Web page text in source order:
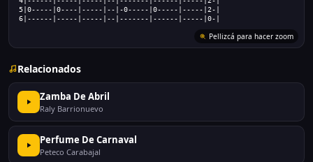
5|0-----|0----|-----|--|-0-----|0-----|-----|2-|
6|------|-----|-----|--|-------|------|-----|0-|
Relacionados
Zamba De Abril
Raly Barrionuevo
Perfume De Carnaval
Peteco Carabajal